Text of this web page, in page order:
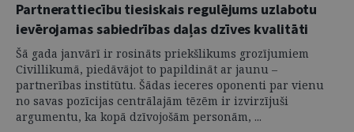
Partnerattiecību tiesiskais regulējums uzlabotu
ievērojamas sabiedrības daļas dzīves kvalitāti
Šā gada janvārī ir rosināts priekšlikums grozījumiem
Civillikumā, piedāvājot to papildināt ar jaunu –
partnerības institūtu. Šādas ieceres oponenti par vienu
no savas pozīcijas centrālajām tēzēm ir izvirzījuši
argumentu, ka kopā dzīvojošām personām, ...